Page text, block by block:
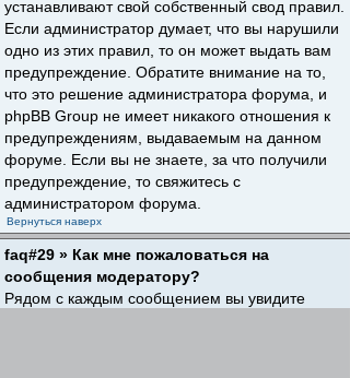
устанавливают свой собственный свод правил.
Если администратор думает, что вы нарушили
одно из этих правил, то он может выдать вам
предупреждение. Обратите внимание на то,
что это решение администратора форума, и
phpBB Group не имеет никакого отношения к
предупреждениям, выдаваемым на данном
форуме. Если вы не знаете, за что получили
предупреждение, то свяжитесь с
администратором форума.
Вернуться наверх
faq#29 » Как мне пожаловаться на
сообщения модератору?
Рядом с каждым сообщением вы увидите